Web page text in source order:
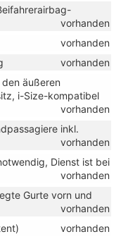
vorhanden
vorhanden
vorhanden
äußeren
i-Size-kompatibel
vorhanden
inkl.
vorhanden
Dienst ist bei
vorhanden
Gurte vorn und
vorhanden
vorhanden